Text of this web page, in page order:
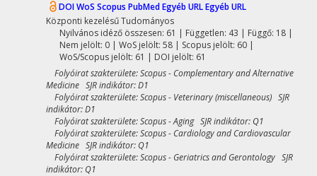
DOIWoS Scopus PubMedEgyéb URLEgyéb URL
Központi kezelésűTudományos
Nyilvános idéző összesen: 61 | Független: 43 | Függő: 18 |
Nem jelölt: 0 | WoS jelölt: 58 | Scopus jelölt: 60 |
WoS/Scopus jelölt: 61 | DOI jelölt: 61
Folyóirat szakterülete: Scopus - Complementary and Alternative
Medicine SJR indikátor: D1
Folyóirat szakterülete: Scopus - Veterinary (miscellaneous) SJR
indikátor: D1
Folyóirat szakterülete: Scopus - Aging SJR indikátor: Q1
Folyóirat szakterülete: Scopus - Cardiology and Cardiovascular
Medicine SJR indikátor: Q1
Folyóirat szakterülete: Scopus - Geriatrics and Gerontology SJR
indikátor: Q1